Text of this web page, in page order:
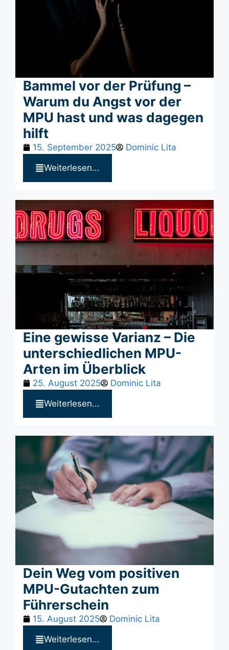
Bammel vor der Prüfung –
Warum du Angst vor der
MPU hast und was dagegen
hilft
15. September 2025
Dominic Lita
Weiterlesen...
Eine gewisse Varianz – Die
unterschiedlichen MPU-
Arten im Überblick
25. August 2025
Dominic Lita
Weiterlesen...
Dein Weg vom positiven
MPU-Gutachten zum
Führerschein
15. August 2025
Dominic Lita
Weiterlesen...